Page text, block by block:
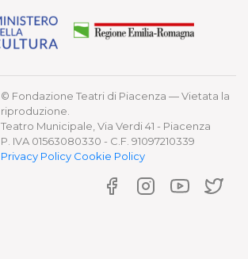
© Fondazione Teatri di Piacenza — Vietata la
riproduzione.
Teatro Municipale, Via Verdi 41 - Piacenza
P. IVA 01563080330 - C.F. 91097210339
Privacy Policy Cookie Policy